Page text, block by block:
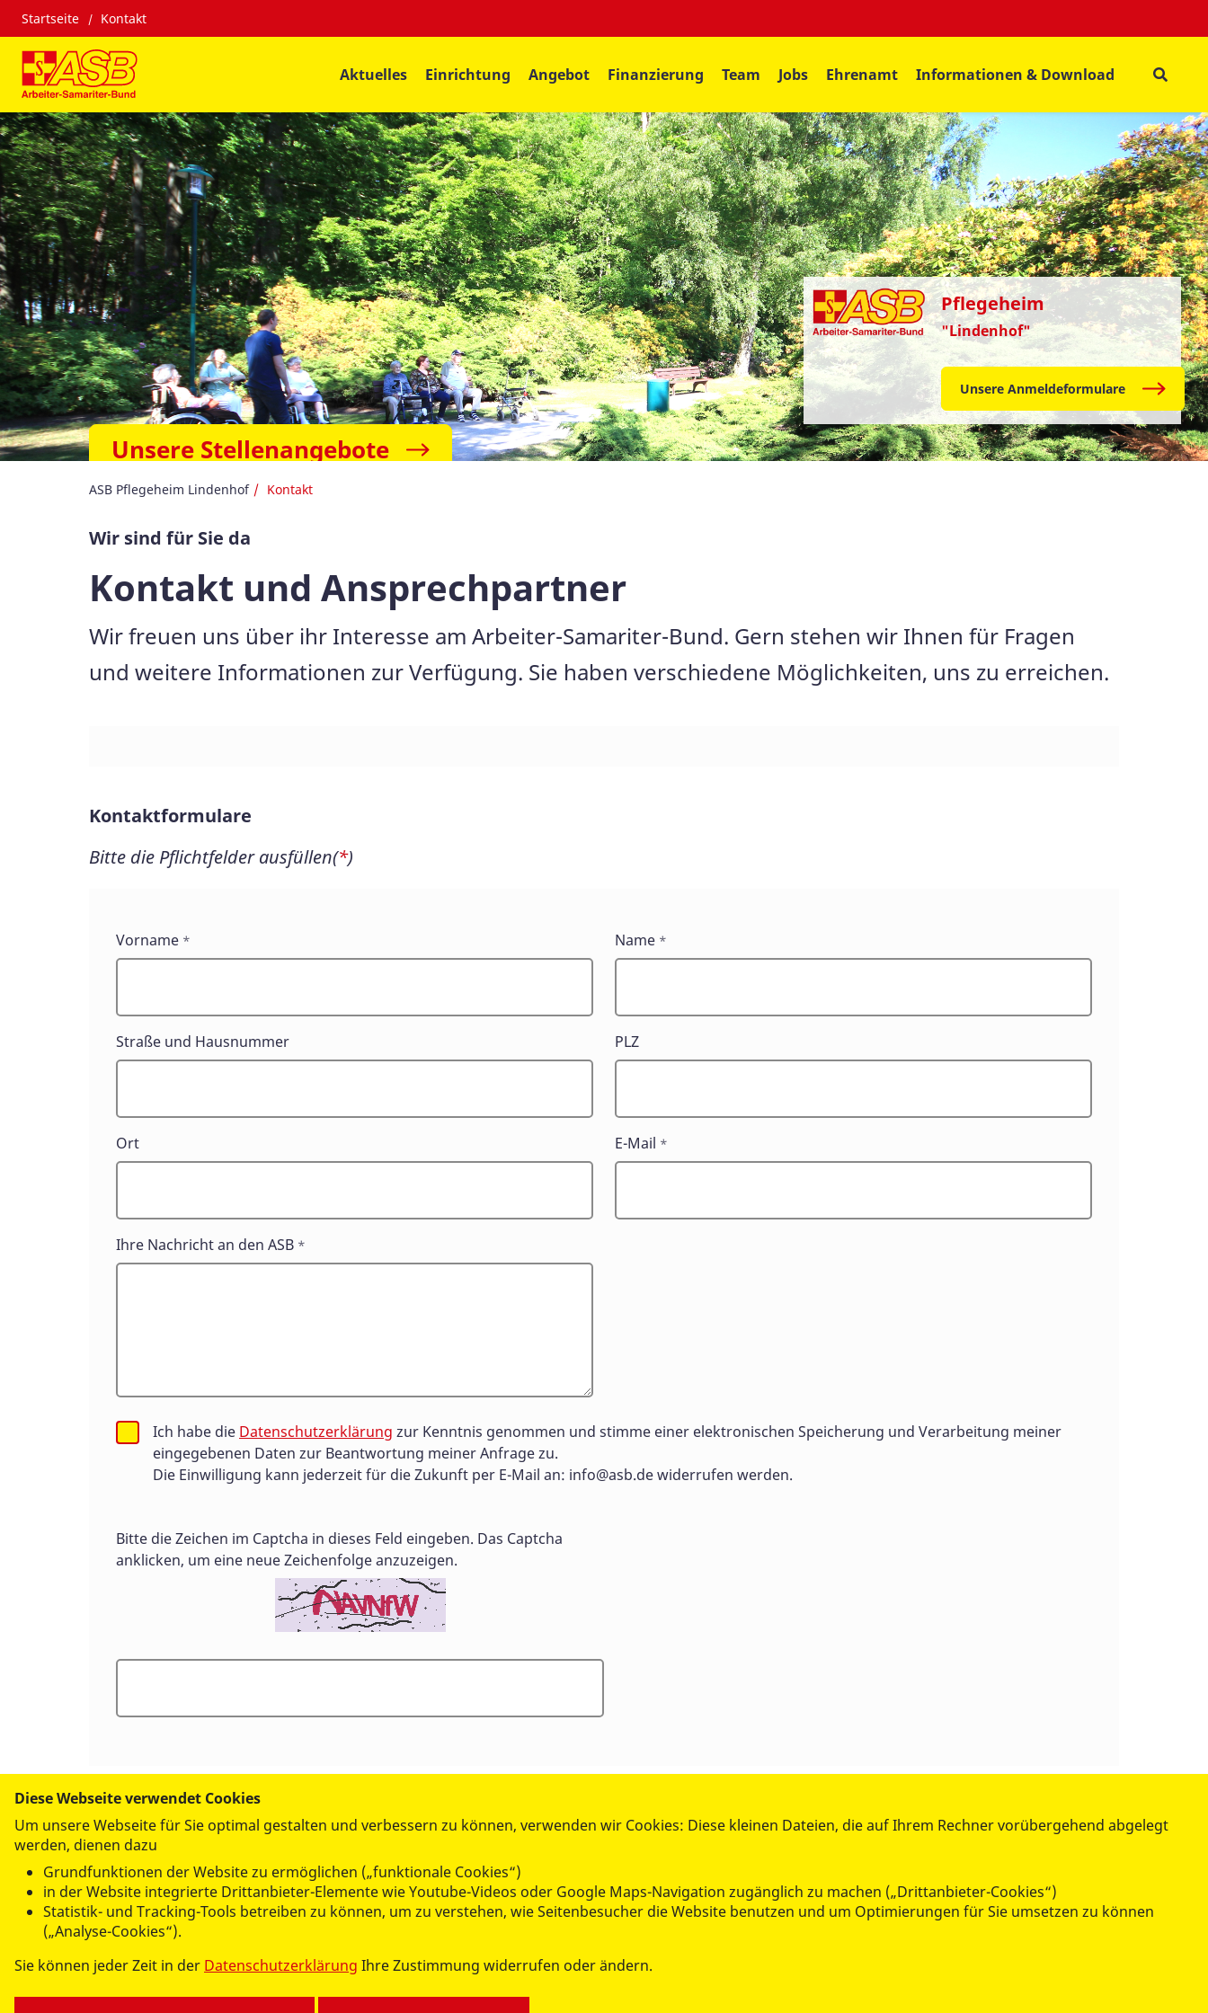
Startseite Kontakt
Aktuelles Einrichtung Angebot Finanzierung Team Jobs Ehrenamt Informationen & Download
Pflegeheim
"Lindenhof"
Unsere Anmeldeformulare
Unsere Stellenangebote
ASB Pflegeheim Lindenhof Kontakt
Wir sind für Sie da
Kontakt und Ansprechpartner
Wir freuen uns über ihr Interesse am Arbeiter-Samariter-Bund. Gern stehen wir Ihnen für Fragen
und weitere Informationen zur Verfügung. Sie haben verschiedene Möglichkeiten, uns zu erreichen.
Kontaktformulare
Bitte die Pflichtfelder ausfüllen(*)
Kontaktformulare
Vorname * Name *
Straße und Hausnummer PLZ
Ort E-Mail *
Ihre Nachricht an den ASB *
Ich habe die Datenschutzerklärung zur Kenntnis genommen und stimme einer elektronischen Speicherung und Verarbeitung meiner
eingegebenen Daten zur Beantwortung meiner Anfrage zu.
Die Einwilligung kann jederzeit für die Zukunft per E-Mail an: info@asb.dewiderrufen werden.
Bitte die Zeichen im Captcha in dieses Feld eingeben. Das Captcha
anklicken, um eine neue Zeichenfolge anzuzeigen.
Abschicken
ASB PFLEGEHEIM "LINDENHOF"
Aktuelles
Einrichtung
Diese Webseite verwendet Cookies
Um unsere Webseite für Sie optimal gestalten und verbessern zu können, verwenden wir Cookies: Diese kleinen Dateien, die auf Ihrem Rechner vorübergehend abgelegt
werden, dienen dazu
Grundfunktionen der Website zu ermöglichen („funktionale Cookies“)
in der Website integrierte Drittanbieter-Elemente wie Youtube-Videos oder Google Maps-Navigation zugänglich zu machen („Drittanbieter-Cookies“)
Statistik- und Tracking-Tools betreiben zu können, um zu verstehen, wie Seitenbesucher die Website benutzen und um Optimierungen für Sie umsetzen zu können
(„Analyse-Cookies“).
Sie können jeder Zeit in der Datenschutzerklärung Ihre Zustimmung widerrufen oder ändern.